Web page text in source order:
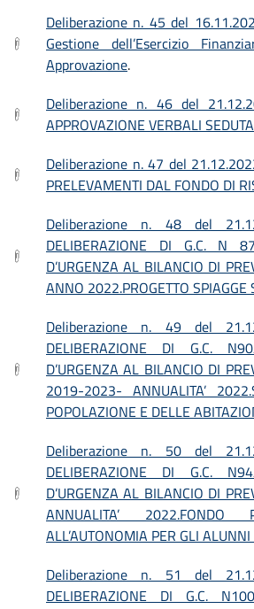
Deliberazione n. 45 del
Gestione dell’Esercizio
Approvazione.
Deliberazione n. 46 del
APPROVAZIONE VERBALI
Deliberazione n. 47 del
PRELEVAMENTI DAL FONDO DI
Deliberazione n. 48 del
DELIBERAZIONE DI G.C. N
D’URGENZA AL BILANCIO DI
ANNO 2022.PROGETTO SPIAGGE
Deliberazione n. 49 del
DELIBERAZIONE DI G.C.
D’URGENZA AL BILANCIO DI
2019-2023- ANNUALITA’
POPOLAZIONE E DELLE
Deliberazione n. 50 del
DELIBERAZIONE DI G.C.
D’URGENZA AL BILANCIO DI
ANNUALITA’ 2022.FONDO
ALL’AUTONOMIA PER GLI ALUNNI
Deliberazione n. 51 del
DELIBERAZIONE DI G.C.